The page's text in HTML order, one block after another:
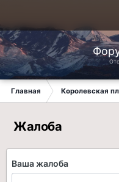
Главная Королевская
Жалоба
Ваша жалоба